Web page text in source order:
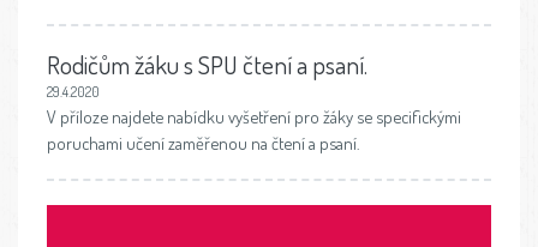
Rodičům žáku s SPU čtení a psaní.
29.4.2020
V příloze najdete nabídku vyšetření pro žáky se specifickými
poruchami učení zaměřenou na čtení a psaní.